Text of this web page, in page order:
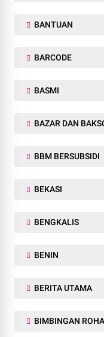
BANDA ACEH
BANDUNG
BANGKINANG
BANTEN
BANTUAN
BAZAR DAN BAKSOS RAMADHAN